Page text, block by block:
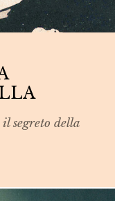
segreto della